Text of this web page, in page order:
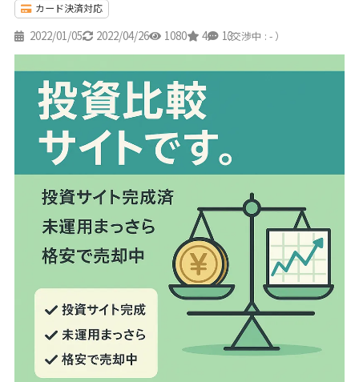
カード決済対応
2022/01/05 2022/04/26 1080 4 13
（交渉中 : - ）